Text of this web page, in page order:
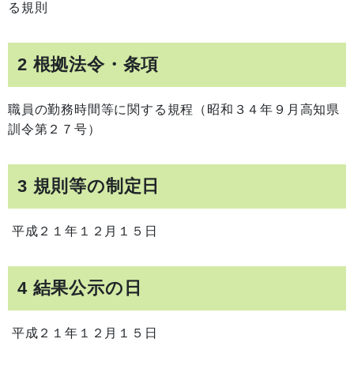
る規則
2 根拠法令・条項
職員の勤務時間等に関する規程（昭和３４年９月高知県
訓令第２７号）
3 規則等の制定日
平成２１年１２月１５日
4 結果公示の日
平成２１年１２月１５日